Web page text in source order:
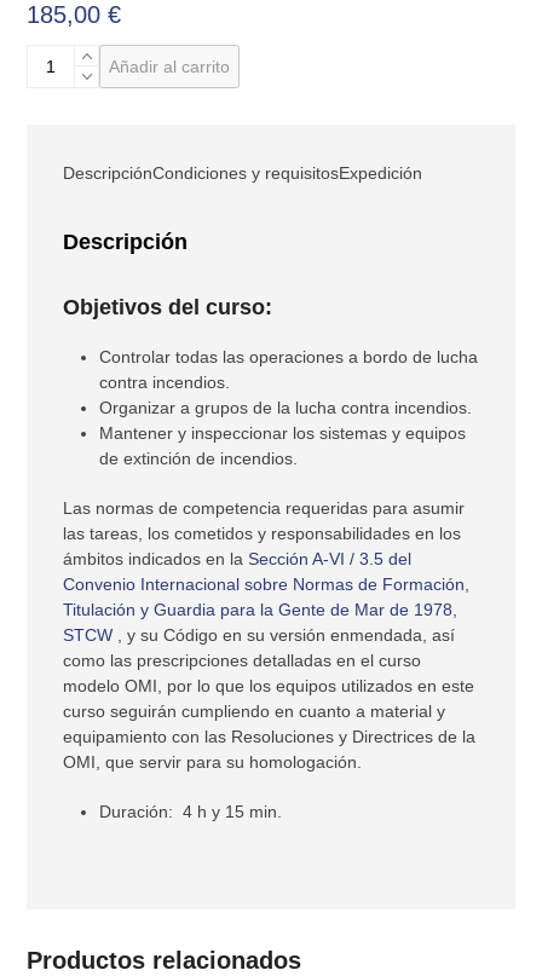
185,00€
Actualización
Avanzado
Incendios
cantidad
Añadir al carrito
DescripciónCondiciones y requisitosExpedición
Descripción
Objetivos del curso:
Controlar todas las operaciones a bordo de lucha
contra incendios.
Organizar a grupos de la lucha contra incendios.
Mantener y inspeccionar los sistemas y equipos
de extinción de incendios.
Las normas de competencia requeridas para asumir
las tareas, los cometidos y responsabilidades en los
ámbitos indicados en laSección A-VI / 3.5 del
Convenio Internacional sobre Normas de Formación,
Titulación y Guardia para la Gente de Mar de 1978,
STCW , y su Código en su versión enmendada, así
como las prescripciones detalladas en el curso
modelo OMI, por lo que los equipos utilizados en este
curso seguirán cumpliendo en cuanto a material y
equipamiento con las Resoluciones y Directrices de la
OMI, que servir para su homologación.
Duración: 4 h y 15 min.
Productos relacionados